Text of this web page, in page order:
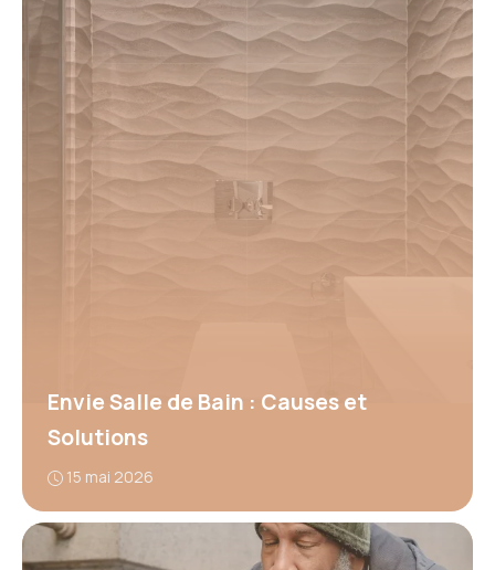
Envie Salle de Bain : Causes et
Solutions
15 mai 2026